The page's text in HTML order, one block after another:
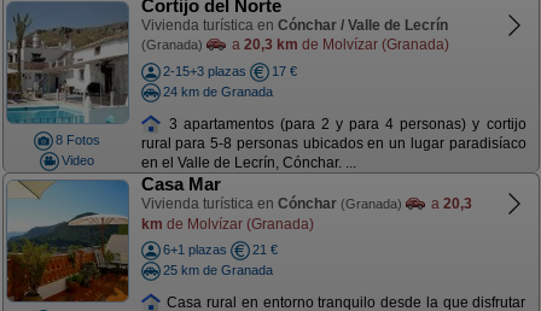
8 Fotos
Video
Cortijo del Norte
Vivienda turística en Cónchar / Valle de Lecrín
(Granada) a 20,3 km de Molvízar (Granada)
2-15+3 plazas
17 €
24 km de Granada
3 apartamentos (para 2 y para 4 personas) y cortijo
rural para 5-8 personas ubicados en un lugar paradisíaco
en el Valle de Lecrín, Cónchar. ...
Casa Mar
Vivienda turística en Cónchar (Granada) a 20,3
km de Molvízar (Granada)
6+1 plazas
21 €
25 km de Granada
Casa rural en entorno tranquilo desde la que disfrutar